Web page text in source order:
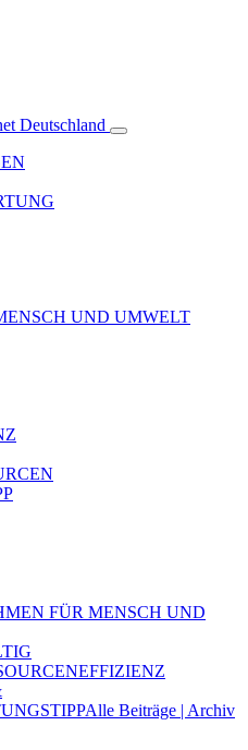
Deutschland
UND UMWELT
FÜR MENSCH UND
Alle Beiträge | Archiv